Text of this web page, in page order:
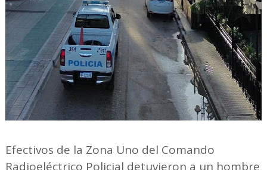
Efectivos de la Zona Uno del Comando
Radioeléctrico Policial detuvieron a un hombre